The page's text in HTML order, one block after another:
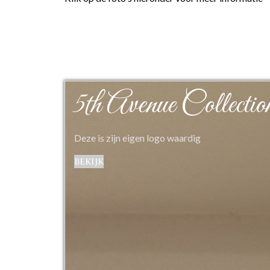
5th Avenue
Deze is zijn eigen logo waardig
bekijk